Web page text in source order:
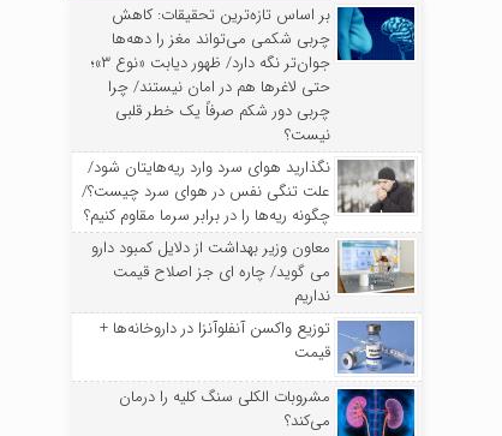
بر اساس تازه‌ترین تحقیقات: کاهش
چربی شکمی می‌تواند مغز را دهه‌ها
جوان‌تر نگه دارد/ ظهور دیابت «نوع ۳»؛
حتی لاغرها هم در امان نیستند/ چرا
چربی دور شکم صرفاً یک خطر قلبی
نیست؟
نگذارید هوای سرد وارد ریه‌هایتان شود/
علت تنگی نفس در هوای سرد چیست؟/
چگونه ریه‌ها را در برابر سرما مقاوم کنیم؟
معاون وزیر بهداشت از دلایل کمبود دارو
می گوید/ چاره ای جز اصلاح قیمت
نداریم
توزیع واکسن‌ آنفلوآنزا در داروخانه‌ها +
قیمت
مشروبات الکلی سنگ کلیه را درمان
می‌کند؟